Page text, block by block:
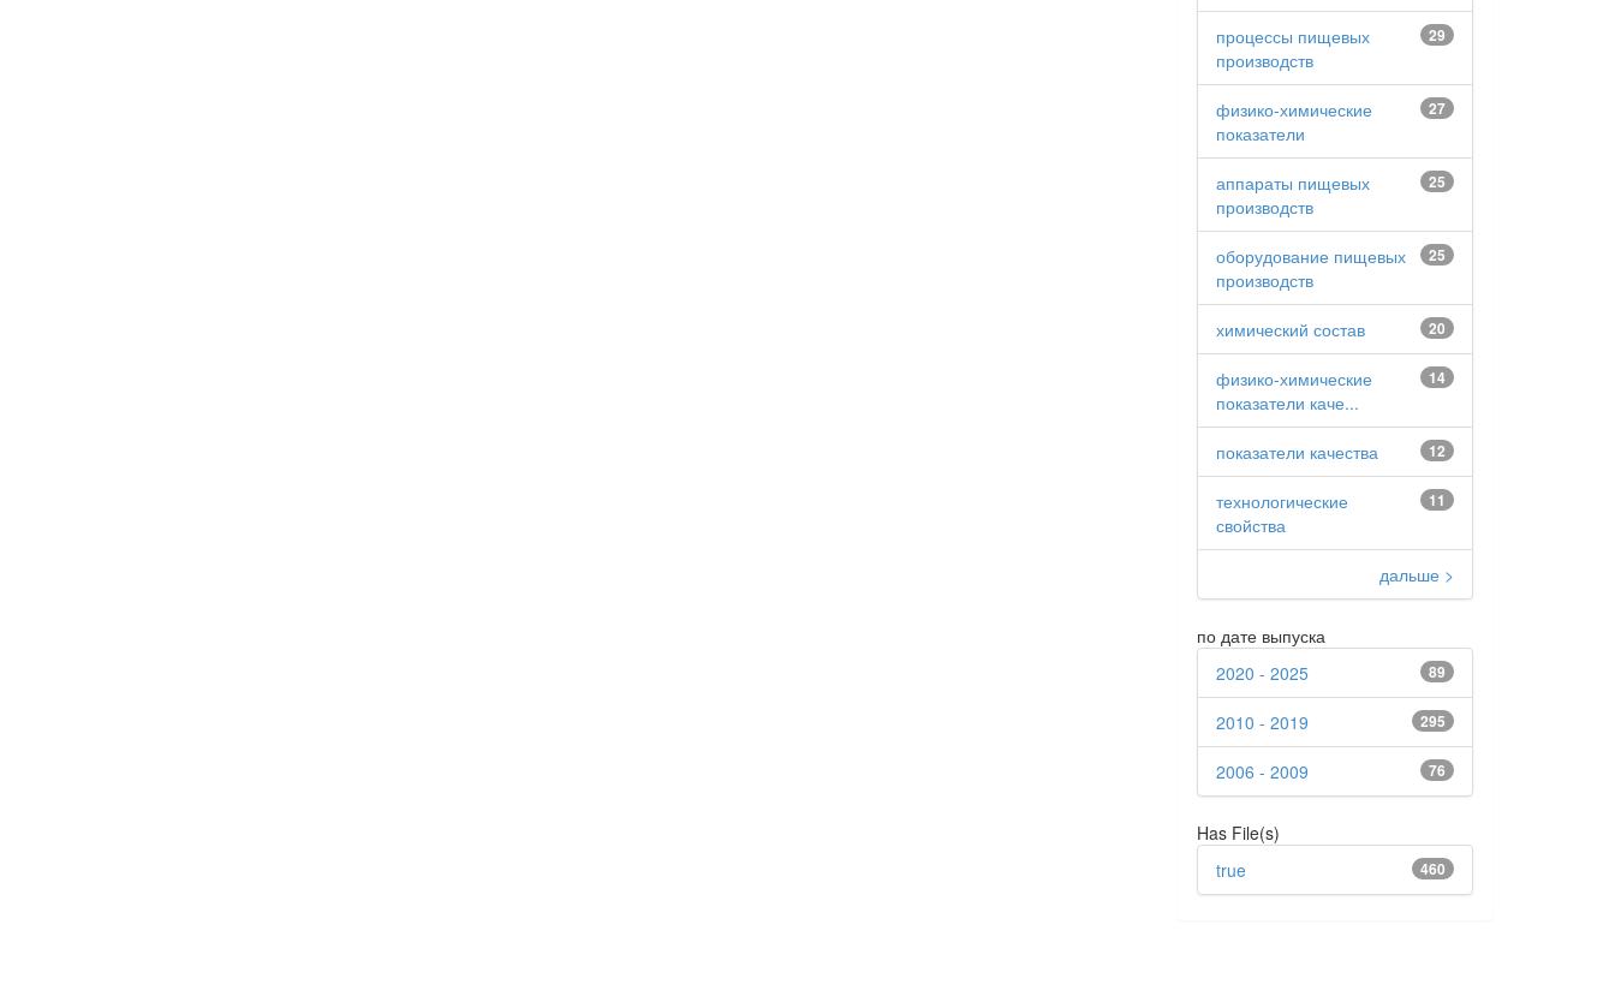
29
процессы пищевых
производств
27
физико-химические
показатели
25
аппараты пищевых
производств
25
оборудование пищевых
производств
20
химический состав
14
физико-химические
показатели каче...
12
показатели качества
11
технологические
свойства
дальше >
по дате выпуска
89
2020 - 2025
295
2010 - 2019
76
2006 - 2009
Has File(s)
460
true